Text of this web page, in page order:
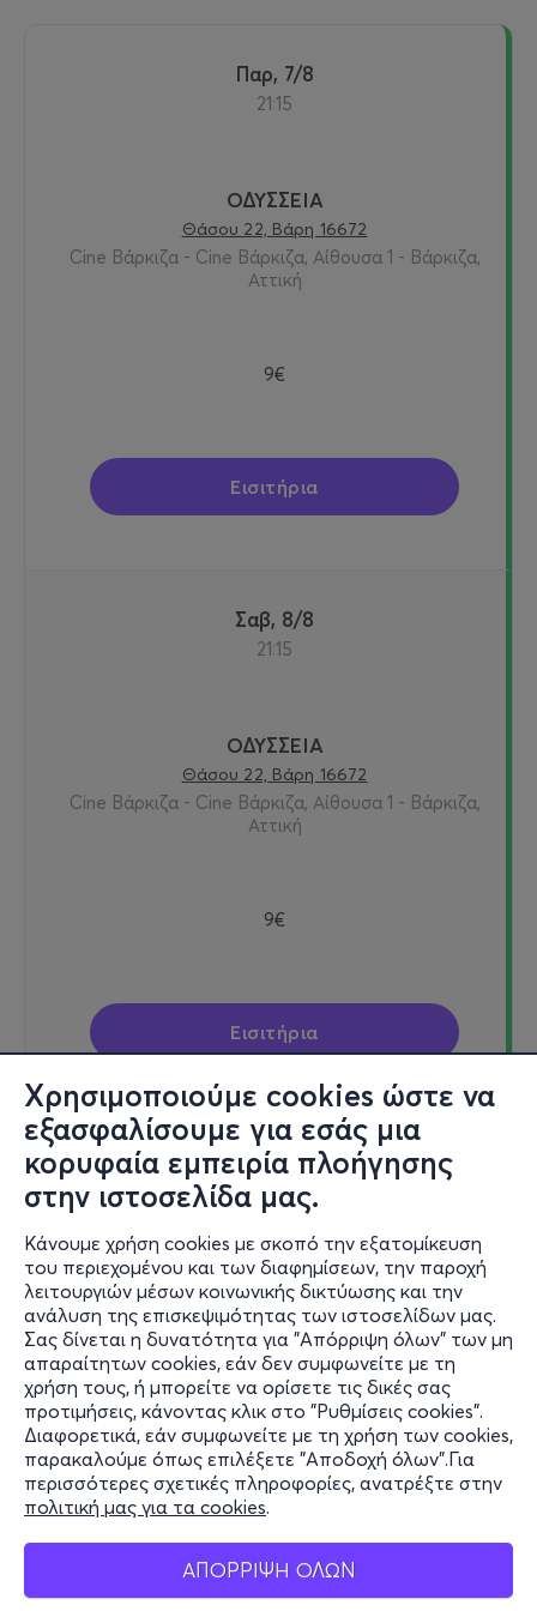
Χρησιμοποιούμε cookies ώστε να
εξασφαλίσουμε για εσάς μια
κορυφαία εμπειρία πλοήγησης
στην ιστοσελίδα μας.
Κάνουμε χρήση cookies με σκοπό την εξατομίκευση
του περιεχομένου και των διαφημίσεων, την παροχή
λειτουργιών μέσων κοινωνικής δικτύωσης και την
ανάλυση της επισκεψιμότητας των ιστοσελίδων μας.
Σας δίνεται η δυνατότητα για "Απόρριψη όλων" των μη
απαραίτητων cookies, εάν δεν συμφωνείτε με τη
χρήση τους, ή μπορείτε να ορίσετε τις δικές σας
προτιμήσεις, κάνοντας κλικ στο "Ρυθμίσεις cookies".
Διαφορετικά, εάν συμφωνείτε με τη χρήση των cookies,
παρακαλούμε όπως επιλέξετε "Αποδοχή όλων".Για
περισσότερες σχετικές πληροφορίες, ανατρέξτε στην
πολιτική μας για τα cookies.
ΑΠΟΡΡΙΨΗ ΟΛΩΝ
Παρ, 7/8
21:15
ΟΔΥΣΣΕΙΑ
Θάσου 22, Βάρη 16672
Cine Βάρκιζα - Cine Βάρκιζα, Αίθουσα 1 - Βάρκιζα,
Αττική
9€
Εισιτήρια
Σαβ, 8/8
21:15
ΟΔΥΣΣΕΙΑ
Θάσου 22, Βάρη 16672
Cine Βάρκιζα - Cine Βάρκιζα, Αίθουσα 1 - Βάρκιζα,
Αττική
9€
Εισιτήρια
Κυρ, 9/8
21:15
ΟΔΥΣΣΕΙΑ
Θάσου 22, Βάρη 16672
Cine Βάρκιζα - Cine Βάρκιζα, Αίθουσα 1 - Βάρκιζα,
Αττική
9€
Εισιτήρια